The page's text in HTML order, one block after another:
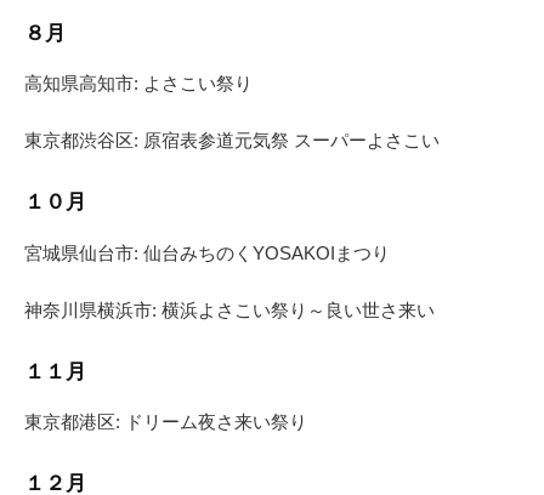
８月
高知県高知市: よさこい祭り
東京都渋谷区: 原宿表参道元気祭 スーパーよさこい
１０月
宮城県仙台市: 仙台みちのくYOSAKOIまつり
神奈川県横浜市: 横浜よさこい祭り～良い世さ来い
１１月
東京都港区: ドリーム夜さ来い祭り
１２月